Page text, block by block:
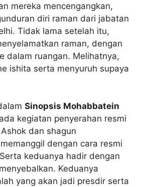
mereka mencengangkan,
diri raman dari jabatan
Tidak lama setelah itu,
raman, dengan
dalam ruangan. Melihatnya,
ishita serta menyuruh supaya
Sinopsis Mohabbatein
kegiatan penyerahan resmi
dan shagun
dengan cara resmi
keduanya hadir dengan
Keduanya
yang akan jadi presdir serta